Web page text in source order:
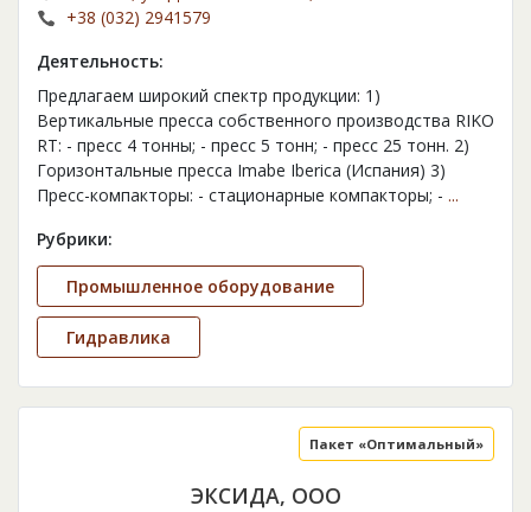
+38 (032) 2941579
Деятельность:
Предлагаем широкий спектр продукции: 1)
Вертикальные пресса собственного производства RIKO
RT: - пресс 4 тонны; - пресс 5 тонн; - пресс 25 тонн. 2)
Горизонтальные пресса Imabe Iberica (Испания) 3)
Пресс-компакторы: - стационарные компакторы; - ...
Рубрики:
Промышленное оборудование
Гидравлика
ЭКСИДА, ООО
Пакет «Оптимальный»